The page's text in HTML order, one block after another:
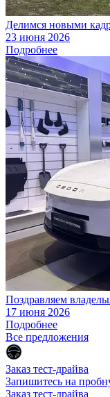
Делимся новыми
23 июня 2026
Подробнее
Поздравляем
17 июня 2026
Подробнее
Все предложения
Заказ тест-драйва
Запишитесь на
Заказ тест-драйва